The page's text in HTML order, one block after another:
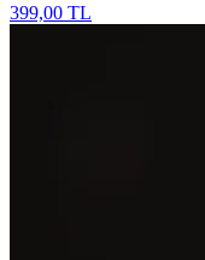
399,00 TL